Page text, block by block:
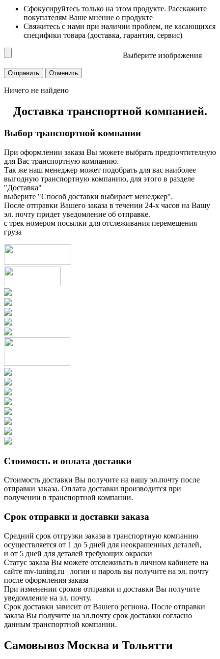
Сфокусируйтесь только на этом продукте. Расскажите
покупателям Ваше мнение о продукте
Свяжитесь с нами при наличии проблем, не касающихся
специфики товара (доставка, гарантия, сервис)
Выберите изображения
Ничего не найдено
Доставка транспортной компанией.
Выбор транспортной компании
При оформлении заказа Вы можете выбрать предпочтителную
для Вас транспортную компанию.
Так же наш менеджер может подобрать для вас наиболее
выгодную транспортную компанию, для этого в разделе
"Доставка"
выберите "Способ доставки выбирает менеджер".
После отправки Вашего заказа в течении 24-х часов на Вашу
эл. почту придет уведомление об отправке.
с трек номером посылки для отслеживания перемещения
груза
Стоимость и оплата доставки
Стоимость доставки Вы получите на вашу эл.почту после
отправки заказа. Оплата доставки производится при
получении в транспортной компании.
Срок отправки и доставки заказа
Средний срок отгрузки заказа в транспортную компанию
осуществляется от 1 до 5 дней для неокрашенных деталей,
и от 5 дней для деталей требующих окраски
Статус заказа Вы можете отслеживать в личном кабинете на
сайте mv-tuning.ru | логин и пароль вы получите на эл. почту
после оформления заказа
При изменении сроков отправки и доставки Вы получите
уведомление на эл. почту.
Срок доставки зависит от Вашего региона. После отправки
заказа Вы получите на эл.почту срок доставки согласно
данным транспортной компании.
Самовывоз Москва и Тольятти